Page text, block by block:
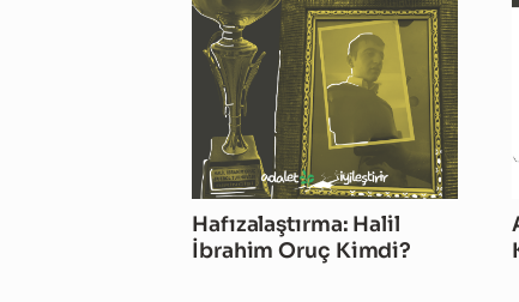
Hafızalaştırma: Halil
İbrahim Oruç Kimdi?